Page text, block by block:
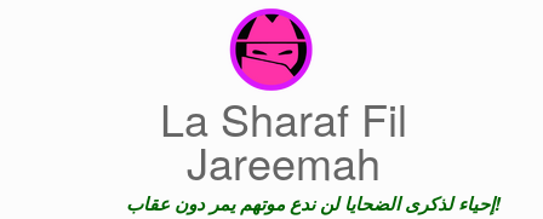
La Sharaf Fil
Jareemah
إحياء لذكرى الضحايا لن ندع موتهم يمر دون عقاب!